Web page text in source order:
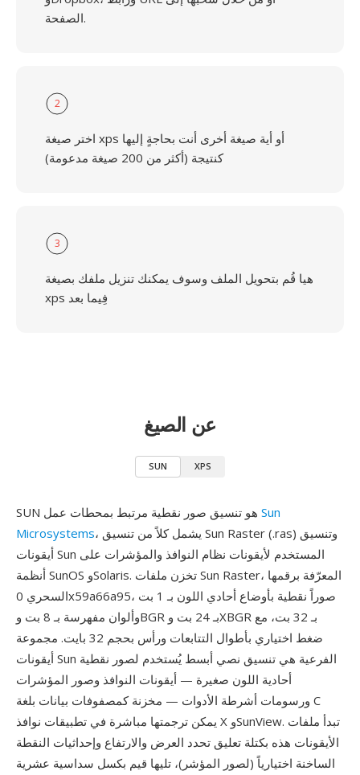
الصفحة.
2
اختر صيغة xps أو أية صيغة أخرى أنت بحاجةٍ إليها
كنتيجة (أكثر من 200 صيغة مدعومة)
3
هيا قُم بتحويل الملف وسوف يمكنك تنزيل ملفك بصيغة
xps فِيما بعد
عن الصيغ
SUN XPS
Sun
Microsystems، يشمل كلاً من تنسيق Sun Raster (.ras) وتنسيق
أيقونات Sun المستخدم لأيقونات نظام النوافذ والمؤشرات على
أنظمة SunOS وSolaris. تخزن ملفات Sun Raster، المعرّفة برقمها
السحري 0x59a66a95، صوراً نقطية بأوضاع أحادي اللون بـ 1 بت
وألوان مفهرسة بـ 8 بت وBGR بـ 24 بت وXBGR بـ 32 بت، مع
ضغط اختياري بأطوال التتابعات ورأس بحجم 32 بايت. مجموعة
أيقونات Sun الفرعية هي تنسيق نصي أبسط يُستخدم لصور نقطية
أحادية اللون صغيرة — أيقونات النوافذ وصور المؤشرات
ورسومات أشرطة الأدوات — مخزنة كمصفوفات بيانات بلغة C
يمكن ترجمتها مباشرة في تطبيقات نوافذ X وSunView. تبدأ ملفات
الأيقونات هذه بكتلة تعليق تحدد العرض والارتفاع وإحداثيات النقطة
الساخنة اختيارياً (لصور المؤشر)، تليها قيم بكسل سداسية عشرية